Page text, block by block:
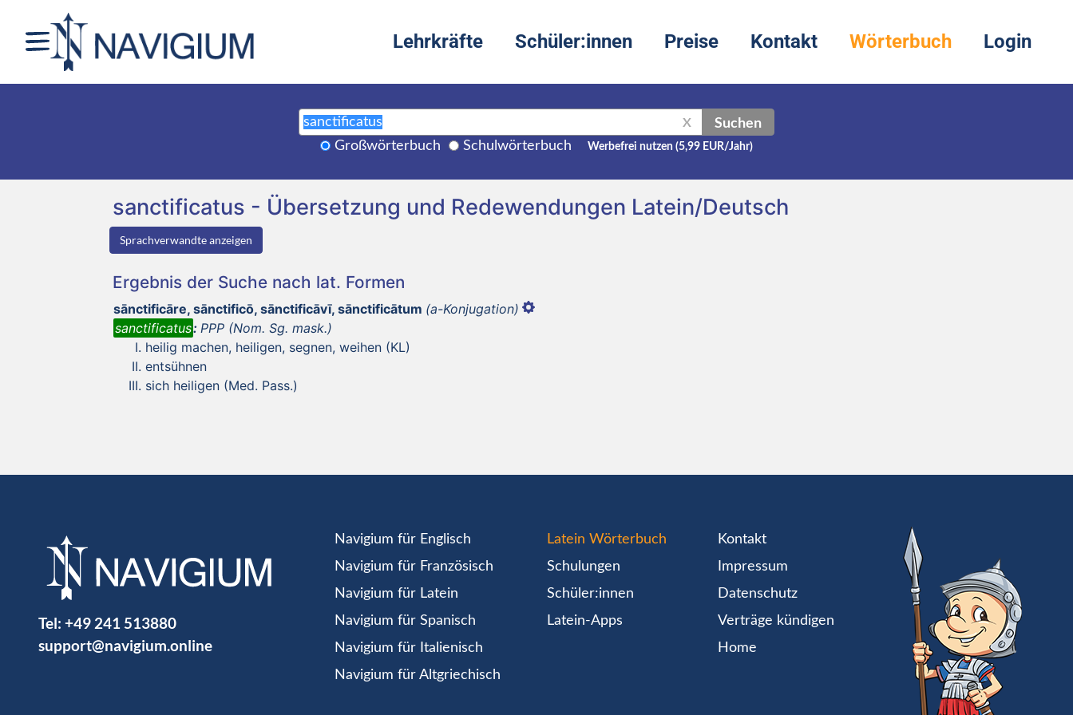
Lehrkräfte Schüler:innen Preise Kontakt Wörterbuch Login
X Suchen
Großwörterbuch Schulwörterbuch Werbefrei nutzen (5,99 EUR/Jahr)
sanctificatus - Übersetzung und Redewendungen Latein/Deutsch
Sprachverwandte anzeigen
Ergebnis der Suche nach lat. Formen
sānctificāre, sānctificō, sānctificāvī, sānctificātum (a-Konjugation)
sanctificatus: PPP (Nom. Sg. mask.)
heilig machen, heiligen, segnen, weihen (KL)
entsühnen
sich heiligen (Med. Pass.)
Tel: +49 241 513880
support@navigium.online
Navigium für Englisch
Navigium für Französisch
Navigium für Latein
Navigium für Spanisch
Navigium für Italienisch
Navigium für Altgriechisch
Latein Wörterbuch
Schulungen
Schüler:innen
Latein-Apps
Kontakt
Impressum
Datenschutz
Verträge kündigen
Home